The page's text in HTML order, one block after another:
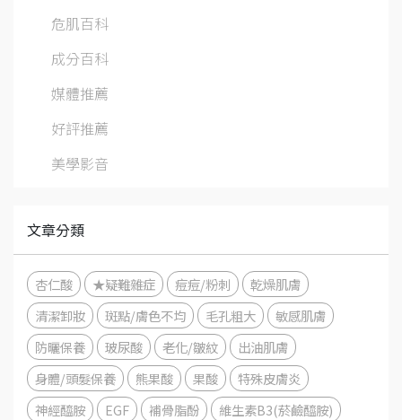
危肌百科
成分百科
媒體推薦
好評推薦
美學影音
文章分類
杏仁酸 ★疑難雜症 痘痘/粉刺
乾燥肌膚
清潔卸妝
斑點/膚色不均 毛孔粗大
敏感肌膚
防曬保養
玻尿酸 老化/皺紋
出油肌膚
身體/頭髮保養
熊果酸 果酸
特殊皮膚炎
神經醯胺
EGF 補骨脂酚
維生素B3(菸鹼醯胺)